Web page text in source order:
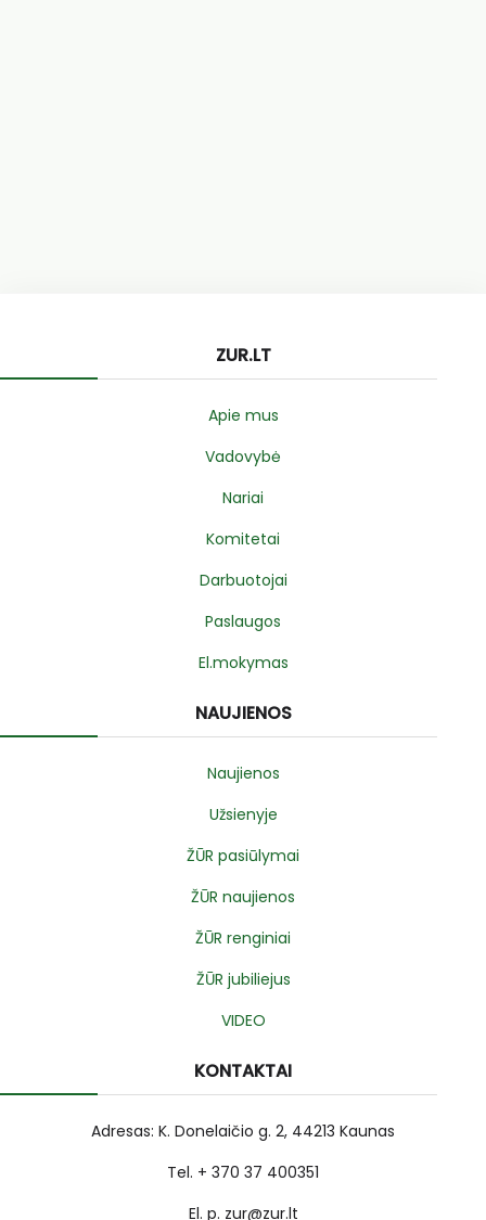
ZUR.LT
Apie mus
Vadovybė
Nariai
Komitetai
Darbuotojai
Paslaugos
El.mokymas
NAUJIENOS
Naujienos
Užsienyje
ŽŪR pasiūlymai
ŽŪR naujienos
ŽŪR renginiai
ŽŪR jubiliejus
VIDEO
KONTAKTAI
Adresas: K. Donelaičio g. 2, 44213 Kaunas
Tel. + 370 37 400351
El. p. zur@zur.lt